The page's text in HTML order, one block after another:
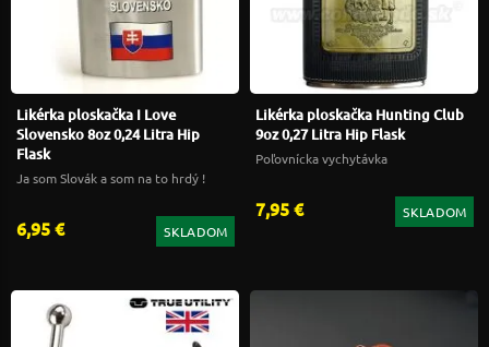
Likérka ploskačka I Love
Slovensko 8oz 0,24 Litra Hip
Flask
Ja som Slovák a som na to hrdý !
6,95 € SKLADOM
Likérka ploskačka Hunting Club
9oz 0,27 Litra Hip Flask
Poľovnícka vychytávka
7,95 € SKLADOM